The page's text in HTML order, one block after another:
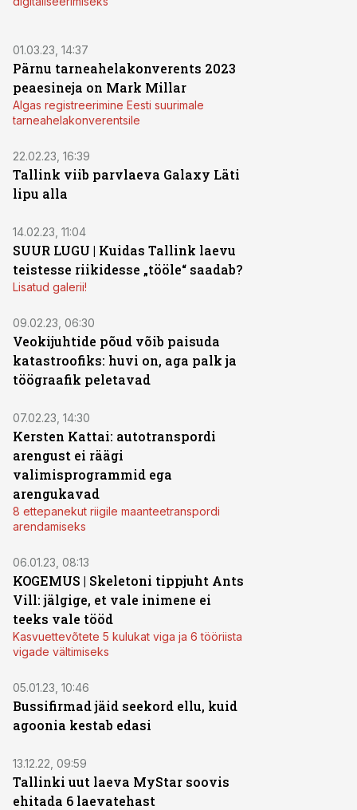
01.03.23, 14:37
Pärnu tarneahelakonverents 2023
peaesineja on Mark Millar
Algas registreerimine Eesti suurimale
tarneahelakonverentsile
22.02.23, 16:39
Tallink viib parvlaeva Galaxy Läti
lipu alla
14.02.23, 11:04
SUUR LUGU | Kuidas Tallink laevu
teistesse riikidesse „tööle“ saadab?
Lisatud galerii!
09.02.23, 06:30
Veokijuhtide põud võib paisuda
katastroofiks: huvi on, aga palk ja
töögraafik peletavad
07.02.23, 14:30
Kersten Kattai: autotranspordi
arengust ei räägi
valimisprogrammid ega
arengukavad
8 ettepanekut riigile maanteetranspordi
arendamiseks
06.01.23, 08:13
KOGEMUS | Skeletoni tippjuht Ants
Vill: jälgige, et vale inimene ei
teeks vale tööd
Kasvuettevõtete 5 kulukat viga ja 6 tööriista
vigade vältimiseks
05.01.23, 10:46
Bussifirmad jäid seekord ellu, kuid
agoonia kestab edasi
13.12.22, 09:59
Tallinki uut laeva MyStar soovis
ehitada 6 laevatehast